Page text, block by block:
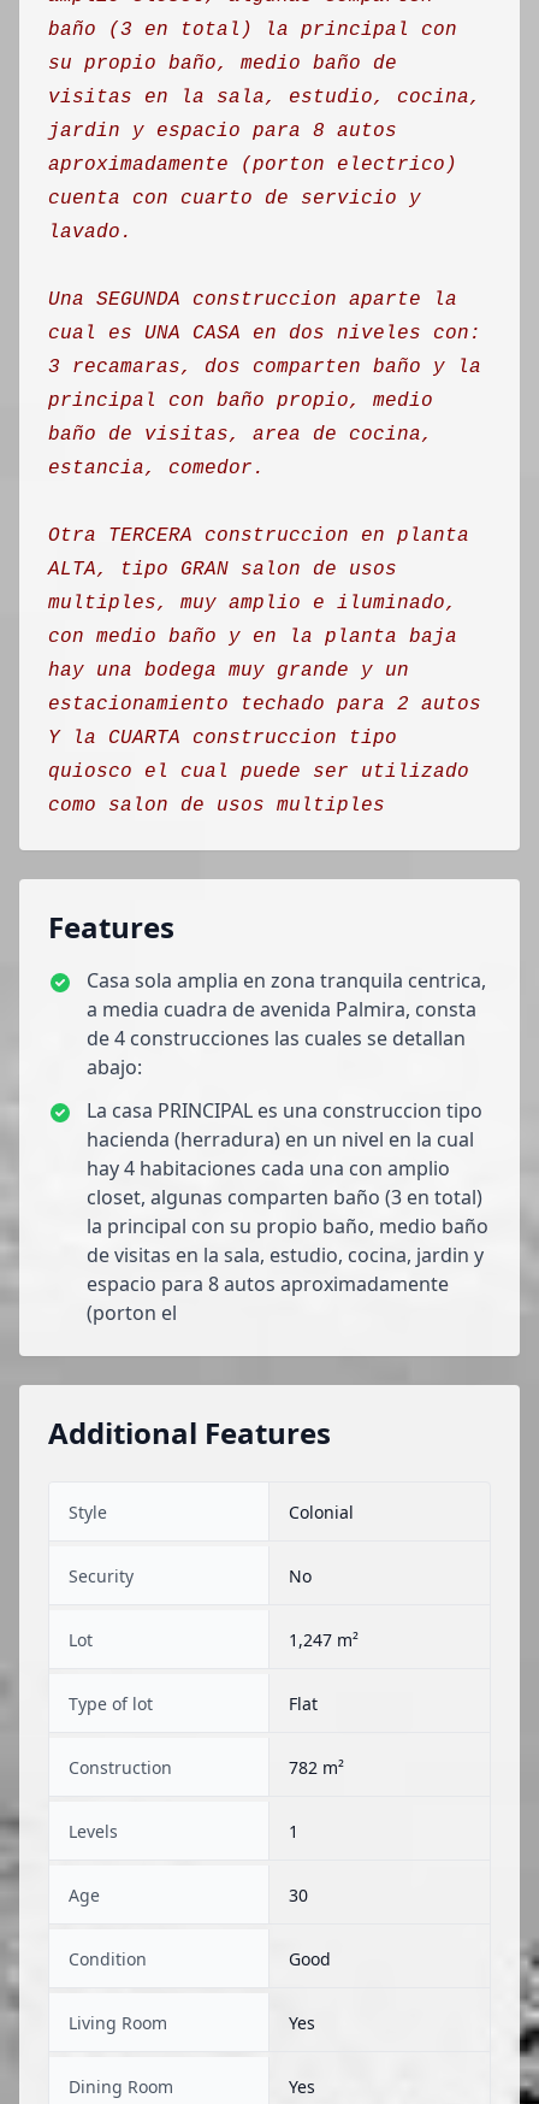
baño (3 en total) la principal con
su propio baño, medio baño de
visitas en la sala, estudio, cocina,
jardin y espacio para 8 autos
aproximadamente (porton electrico)
cuenta con cuarto de servicio y
lavado.
Una SEGUNDA construccion aparte la
cual es UNA CASA en dos niveles con:
3 recamaras, dos comparten baño y la
principal con baño propio, medio
baño de visitas, area de cocina,
estancia, comedor.
Otra TERCERA construccion en planta
ALTA, tipo GRAN salon de usos
multiples, muy amplio e iluminado,
con medio baño y en la planta baja
hay una bodega muy grande y un
estacionamiento techado para 2 autos
Y la CUARTA construccion tipo
quiosco el cual puede ser utilizado
como salon de usos multiples
Features
Casa sola amplia en zona tranquila centrica,
a media cuadra de avenida Palmira, consta
de 4 construcciones las cuales se detallan
abajo:
La casa PRINCIPAL es una construccion tipo
hacienda (herradura) en un nivel en la cual
hay 4 habitaciones cada una con amplio
closet, algunas comparten baño (3 en total)
la principal con su propio baño, medio baño
de visitas en la sala, estudio, cocina, jardin y
espacio para 8 autos aproximadamente
(porton el
Additional Features
Style Colonial
Security No
Lot 1,247 m²
Type of lot Flat
Construction 782 m²
Levels 1
Age 30
Condition Good
Living Room Yes
Dining Room Yes